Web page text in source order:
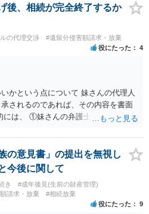
後、相続が完全終了するか
の代理交渉 #遺留分侵害額請求・放棄
役にたった 4
かという点について 妹さんの代理人
されるのであれば、その内容を書面
には、 ①妹さんの弁護士に対して、連
記載した合意書等の書面を作成して
の内容をしっかり確認する。納得でき
たり、修正を求める。 なお、相続に
とを確認する旨を記載してもらいま
の件は終了となります。 ③合意書等
いに署名捺印する。 という流れで
の意見書」の提出を無視し
今後に関して
き
#成年後見(生前の財産管理)
請求・放棄 #相続放棄
役にたった 9